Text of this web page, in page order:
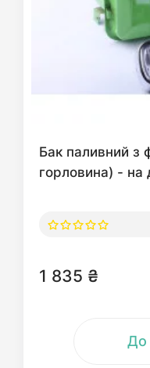
Бак паливний з
горловина) - на
1 835 ₴
До